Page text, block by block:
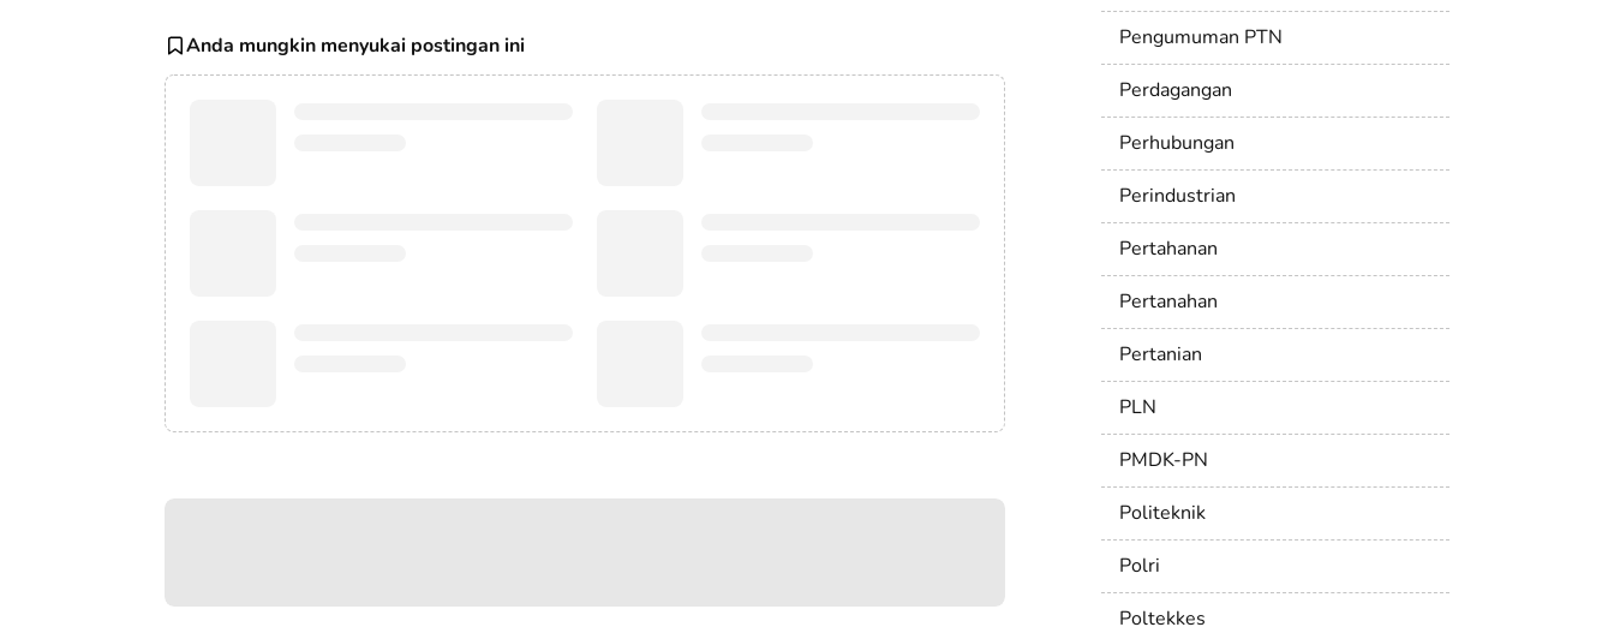
Anda mungkin menyukai postingan ini
Pengumuman PTN
Perdagangan
Perhubungan
Perindustrian
Pertahanan
Pertanahan
Pertanian
PLN
PMDK-PN
Politeknik
Polri
Poltekkes